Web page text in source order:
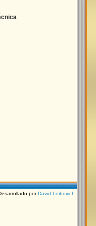
porDavid Leibovich